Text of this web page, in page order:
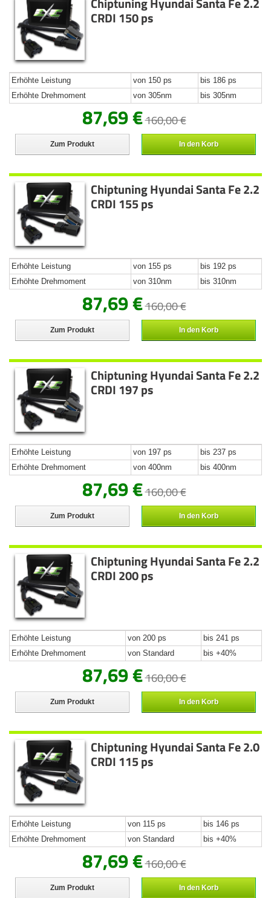
CRDI 150 ps
Erhöhte Leistung von 150 ps
bis 186 ps
Erhöhte Drehmoment
von 305nm bis 305nm
87,69 €160,00 €
Zum Produkt In den Korb
Chiptuning Hyundai Santa Fe 2.2
CRDI 155 ps
Erhöhte Leistung von 155 ps
bis 192 ps
Erhöhte Drehmoment
von 310nm bis 310nm
87,69 €160,00 €
Zum Produkt In den Korb
Chiptuning Hyundai Santa Fe 2.2
CRDI 197 ps
Erhöhte Leistung von 197 ps
bis 237 ps
Erhöhte Drehmoment
von 400nm bis 400nm
87,69 €160,00 €
Zum Produkt In den Korb
Chiptuning Hyundai Santa Fe 2.2
CRDI 200 ps
Erhöhte Leistung von 200 ps
bis 241 ps
Erhöhte Drehmoment
von Standard bis +40%
87,69 €160,00 €
Zum Produkt In den Korb
Chiptuning Hyundai Santa Fe 2.0
CRDI 115 ps
Erhöhte Leistung von 115 ps
bis 146 ps
Erhöhte Drehmoment
von Standard bis +40%
87,69 €160,00 €
Zum Produkt In den Korb